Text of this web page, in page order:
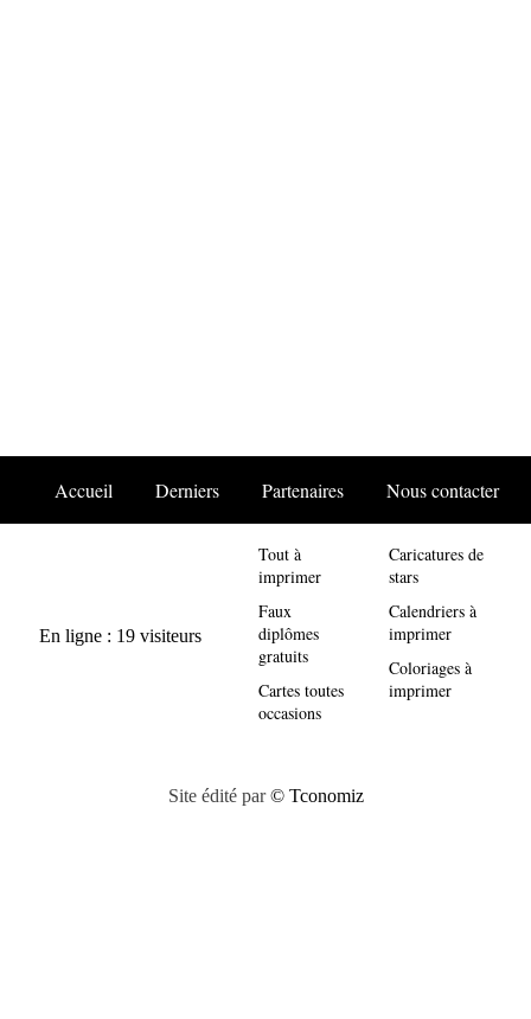
Accueil Derniers Partenaires Nous contacter
Tout à
imprimer
Faux
diplômes
gratuits
Cartes toutes
occasions
Caricatures de
stars
Calendriers à
imprimer
Coloriages à
imprimer
Site édité par© Tconomiz